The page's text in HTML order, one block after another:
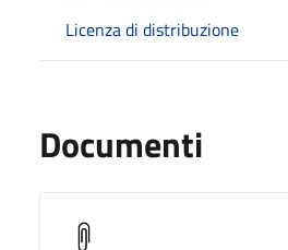
Licenza di distribuzione
Documenti